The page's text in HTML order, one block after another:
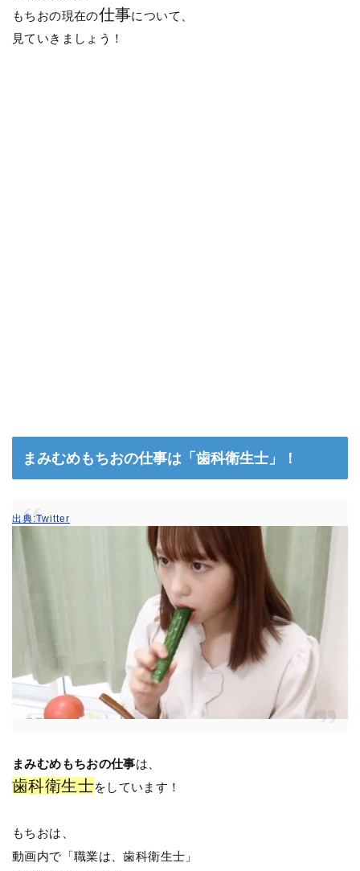
もちおの現在の仕事について、
見ていきましょう！
まみむめもちおの仕事は「歯科衛生士」！
出典:Twitter
まみむめもちおの仕事は、
歯科衛生士をしています！
もちおは、
動画内で「職業は、歯科衛生士」